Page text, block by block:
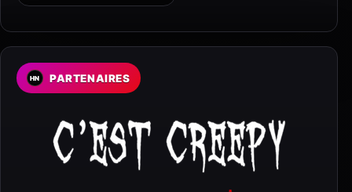
PARTENAIRES